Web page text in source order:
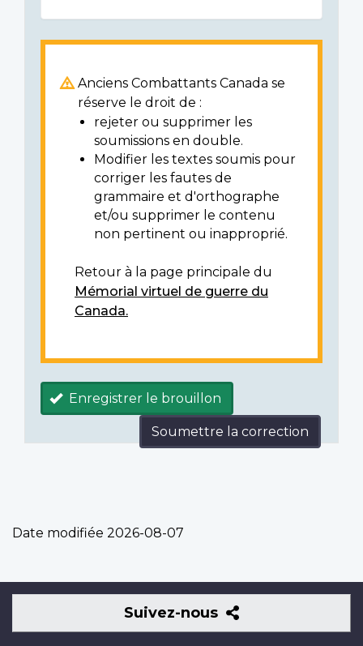
Anciens Combattants Canada se
réserve le droit de :
rejeter ou supprimer les
soumissions en double.
Modifier les textes soumis pour
corriger les fautes de
grammaire et d'orthographe
et/ou supprimer le contenu
non pertinent ou inapproprié.
Retour à la page principale du
Mémorial virtuel de guerre du
Canada.
Enregistrer le brouillon
Soumettre la correction
Date modifiée 2026-08-07
Suivez-nous
Suivez-
nous